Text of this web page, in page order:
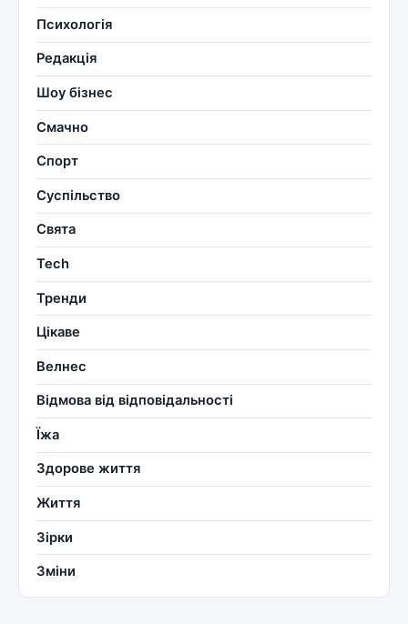
Психологія
Редакція
Шоу бізнес
Смачно
Спорт
Суспільство
Свята
Tech
Тренди
Цікаве
Велнес
Відмова від відповідальності
Їжа
Здорове життя
Життя
Зірки
Зміни